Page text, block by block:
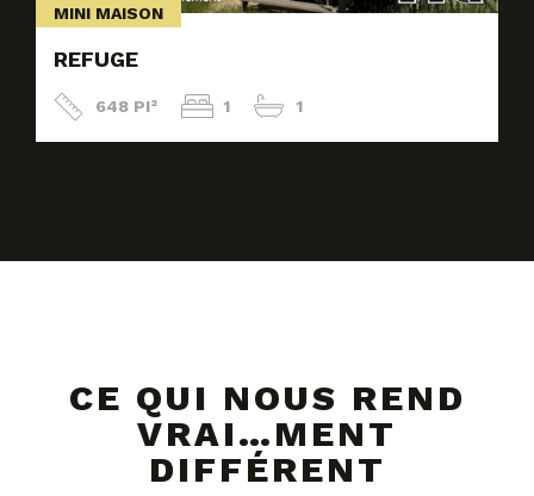
MINI MAISON
REFUGE
648 PI² 1 1
CE QUI NOUS REND
VRAI…MENT
DIFFÉRENT